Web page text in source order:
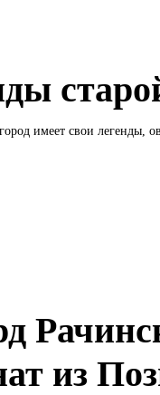
имеет свои легенды,
из